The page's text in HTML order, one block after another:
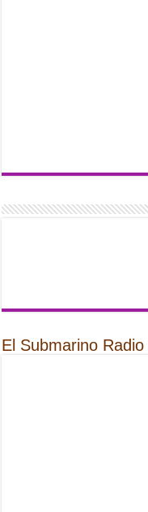
El Submarino Radio